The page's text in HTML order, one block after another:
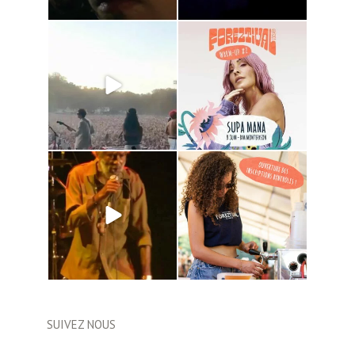
SUIVEZ NOUS